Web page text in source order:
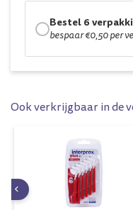
Bestel 6
bespaar €0,50 per
Ook verkrijgbaar in de